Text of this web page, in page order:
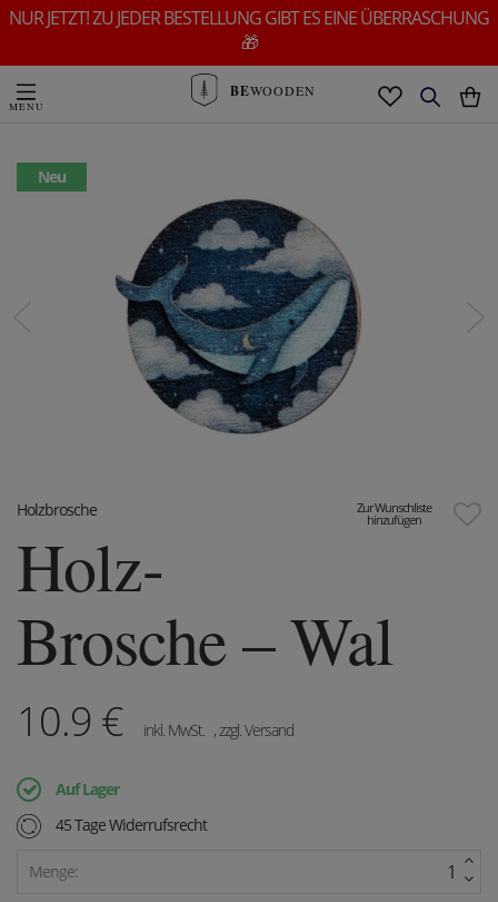
NUR JETZT! ZU JEDER BESTELLUNG GIBT ES EINE ÜBERRASCHUNG
🎁
BEWOODEN
Neu
Zur Wunschliste
hinzufügen
Holzbrosche
Holz-
Brosche – Wal
10.9 € inkl. MwSt. , zzgl. Versand
Auf Lager
45 Tage Widerrufsrecht
Menge: